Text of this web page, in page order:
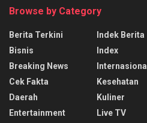
Browse by Category
Berita Terkini
Bisnis
Breaking News
Cek Fakta
Daerah
Entertainment
Indek Berita
Index
Internasional
Kesehatan
Kuliner
Live TV